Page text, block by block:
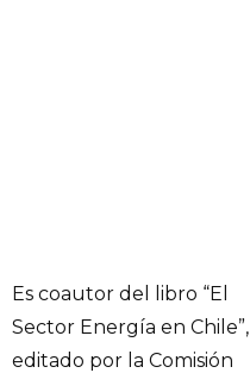
Es coautor del libro “El
Sector Energía en Chile”,
editado por la Comisión